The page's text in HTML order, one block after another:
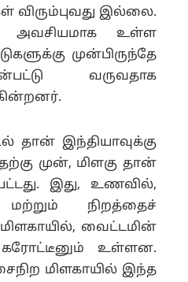
விரும்புவது இல்லை.
அவசியமாக உள்ள
முன்பிருந்தே
வருவதாக
தான் இந்தியாவுக்கு
முன், மிளகு தான்
இது, உணவில்,
நிறத்தைச்
மிளகாயில், வைட்டமின்
கரோட்டீனும் உள்ளன.
மிளகாயில் இந்த